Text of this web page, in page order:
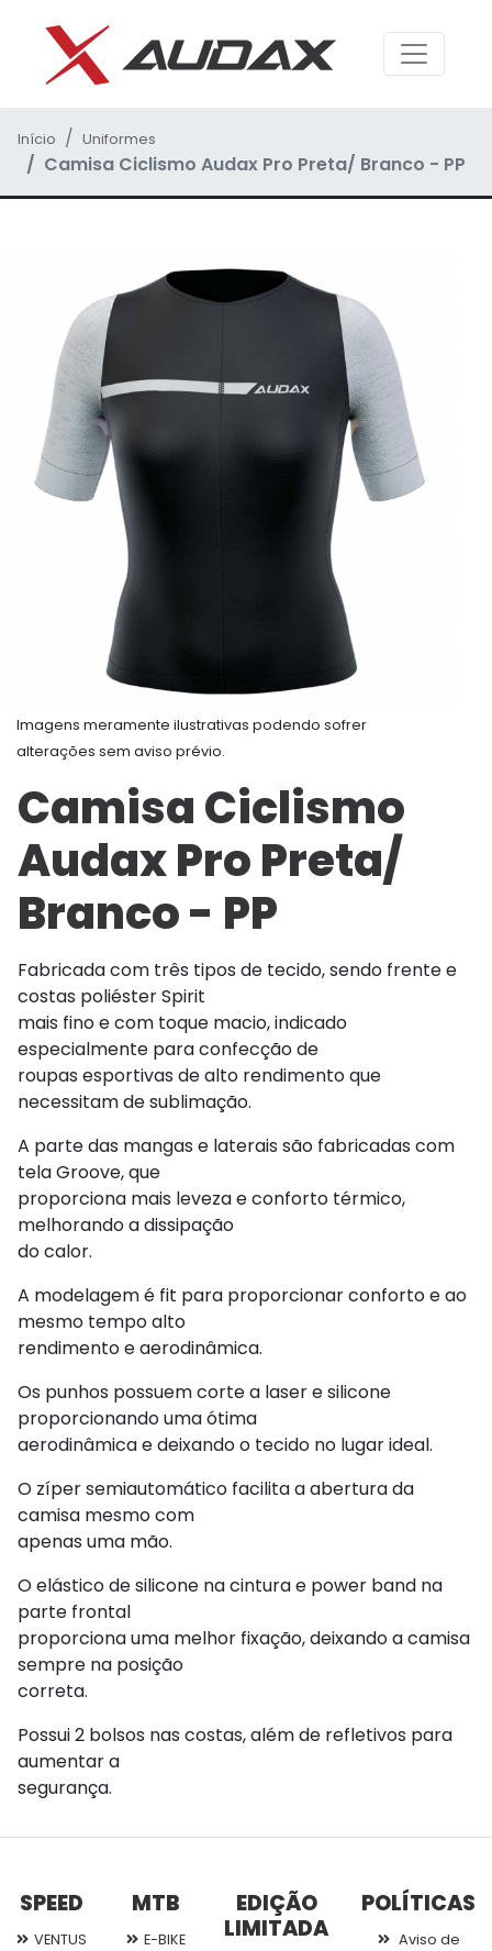
Início Uniformes
Camisa Ciclismo Audax Pro Preta/ Branco - PP
Imagens meramente ilustrativas podendo sofrer
alterações sem aviso prévio.
Camisa Ciclismo
Audax Pro Preta/
Branco - PP
Fabricada com três tipos de tecido, sendo frente e
costas poliéster Spirit
mais fino e com toque macio, indicado
especialmente para confecção de
roupas esportivas de alto rendimento que
necessitam de sublimação.
A parte das mangas e laterais são fabricadas com
tela Groove, que
proporciona mais leveza e conforto térmico,
melhorando a dissipação
do calor.
A modelagem é fit para proporcionar conforto e ao
mesmo tempo alto
rendimento e aerodinâmica.
Os punhos possuem corte a laser e silicone
proporcionando uma ótima
aerodinâmica e deixando o tecido no lugar ideal.
O zíper semiautomático facilita a abertura da
camisa mesmo com
apenas uma mão.
O elástico de silicone na cintura e power band na
parte frontal
proporciona uma melhor fixação, deixando a camisa
sempre na posição
correta.
Possui 2 bolsos nas costas, além de refletivos para
aumentar a
segurança.
SPEED
VENTUS
MTB
E-BIKE
EDIÇÃO
LIMITADA
POLÍTICAS
Aviso de